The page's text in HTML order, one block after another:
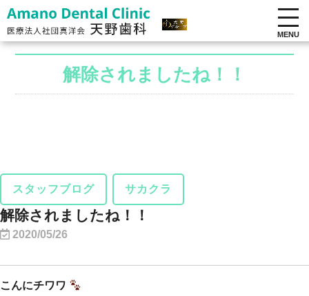
MENU
解除されましたね！！
スタッフブログ サカクラ
解除されましたね！！
2020/05/26
こんにチワワ